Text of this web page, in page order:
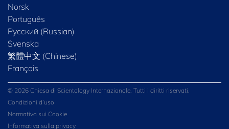
Norsk
Português
Русский (Russian)
Svenska
繁體中文 (Chinese)
Français
© 2026 Chiesa di Scientology Internazionale. Tutti i diritti riservati.
Condizioni d’uso
Normativa sui Cookie
Informativa sulla privacy